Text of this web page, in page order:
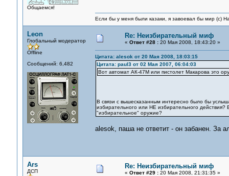
Общаемся!
Если бы у меня были казаки, я завоевал бы мир (с)
Leon
Глобальный модератор
Offline
Сообщений: 6,482
Re: Неизбирательный миф
« Ответ #28 :20 Мая 2008, 18:43:20 »
Цитата: alesok от 20 Мая 2008, 18:03:15
Цитата: paul3 от 02 Мая 2007, 06:04:03
Вот автомат АК-47М или пистолет Макарова это
В связи с вышесказанным интересно было бы
избирательного или НЕ избирательного
"избирательное" оружие?
alesok, паша не ответит - он забанен. За
Ars
ДСП
Re: Неизбирательный миф
« Ответ #29 :20 Мая 2008, 21:31:35 »